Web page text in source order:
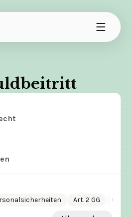
Art. 2 GG